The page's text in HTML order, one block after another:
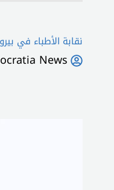
نقابة الأطباء في
News